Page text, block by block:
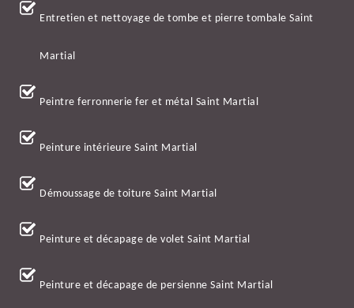
Entretien et nettoyage de tombe et pierre tombale Saint
Martial
Peintre ferronnerie fer et métal Saint Martial
Peinture intérieure Saint Martial
Démoussage de toiture Saint Martial
Peinture et décapage de volet Saint Martial
Peinture et décapage de persienne Saint Martial